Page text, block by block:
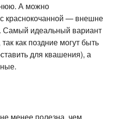
А можно
краснокочанной — внешне
Самый идеальный вариант
как поздние могут быть
для квашения), а